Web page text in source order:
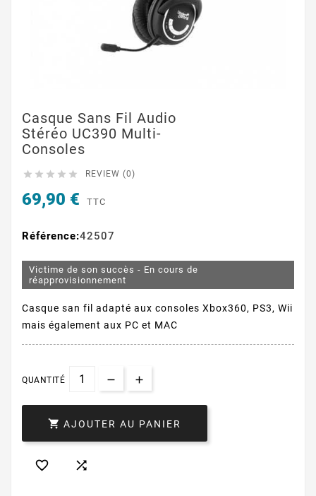
Casque Sans Fil Audio
Stéréo UC390 Multi-
Consoles
     REVIEW (0)
69,90 € TTC
Référence:42507
Victime de son succès - En cours de
réapprovisionnement
Casque san fil adapté aux consoles Xbox360, PS3, Wii
mais également aux PC et MAC
QUANTITÉ
 AJOUTER AU PANIER
 